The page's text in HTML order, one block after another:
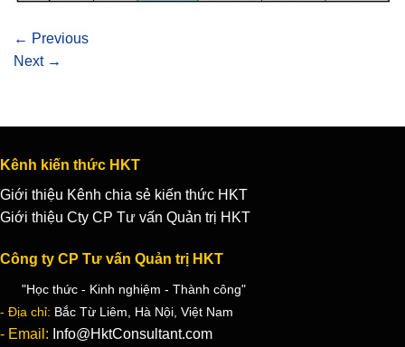
← Previous
Next →
Kênh kiến thức HKT
Giới thiệu Kênh chia sẻ kiến thức HKT
Giới thiệu Cty CP Tư vấn Quản trị HKT
Công ty CP Tư vấn Quản trị HKT
"Học thức - Kinh nghiệm - Thành công"
- Địa chỉ: Bắc Từ Liêm, Hà Nội, Việt Nam
- Email: Info@HktConsultant.com